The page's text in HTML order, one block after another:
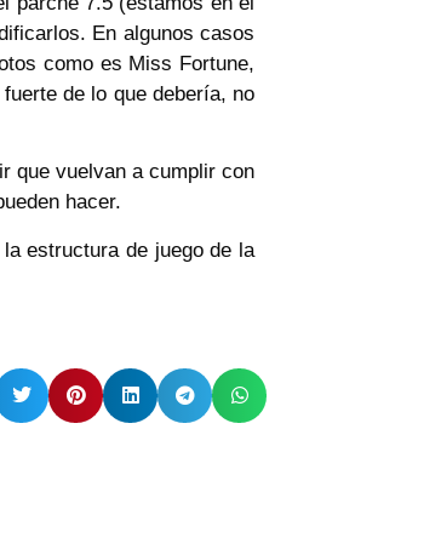
En algunos casos
como es Miss Fortune,
de lo que debería, no
que vuelvan a cumplir con
hacer.
estructura de juego de la